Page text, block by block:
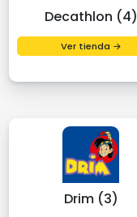
Decathlon (4)
Ver tienda →
Drim (3)